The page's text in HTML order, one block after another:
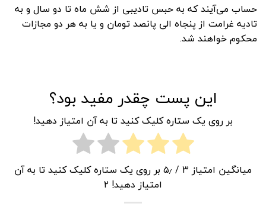
حساب می‌آیند که به حبس تادیبی از شش ماه تا دو سال و به
تادیه غرامت از پنجاه الی پانصد تومان و یا به هر دو مجازات
محکوم خواهند شد.
این پست چقدر مفید بود؟
بر روی یک ستاره کلیک کنید تا به آن امتیاز دهید!
میانگین امتیاز ۳
/ ۵٫ بر روی یک ستاره کلیک کنید تا به آن
امتیاز دهید! ۲